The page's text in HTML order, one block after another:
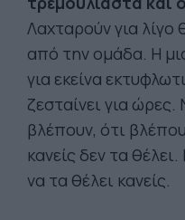
Λαχταρούν για λίγο
από την ομάδα. Η
για εκείνα
ζεσταίνει για
βλέπουν, ότι
κανείς δεν τα θέλει.
να τα θέλει κανείς.